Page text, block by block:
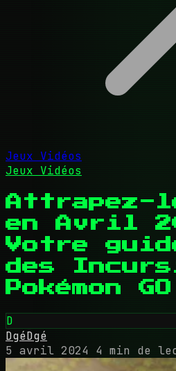
Jeux Vidéos
Jeux Vidéos
Attrapez-
en Avril
Votre
des
Pokémon
D
DgéDgé
5 avril 2024
4 min de